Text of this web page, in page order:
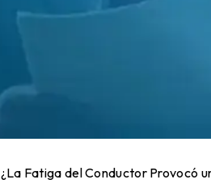
¿La Fatiga del Conductor Provocó